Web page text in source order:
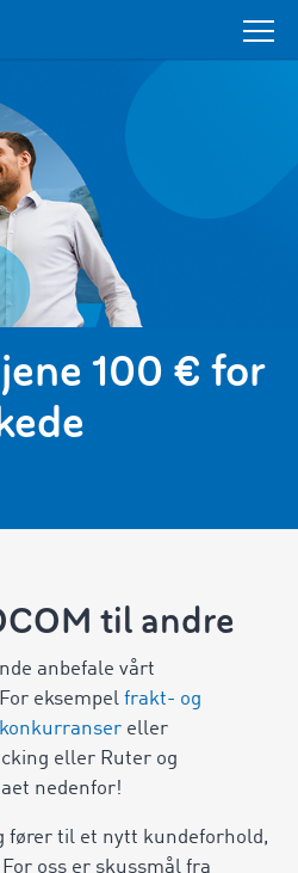
100 € for
til andre
anbefale vårt
eksempel frakt- og
eller
eller Ruter og
nedenfor!
fører til et nytt kundeforhold,
oss er skussmål fra